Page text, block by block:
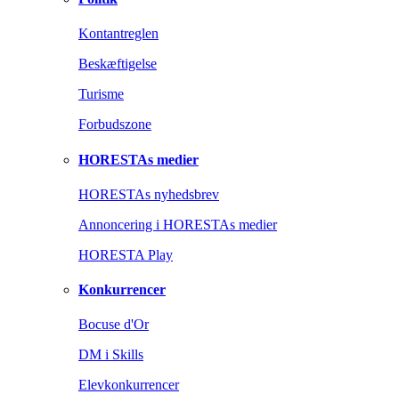
Kontantreglen
Beskæftigelse
Turisme
Forbudszone
HORESTAs medier
HORESTAs nyhedsbrev
Annoncering i HORESTAs medier
HORESTA Play
Konkurrencer
Bocuse d'Or
DM i Skills
Elevkonkurrencer